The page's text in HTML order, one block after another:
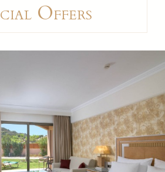
Offers